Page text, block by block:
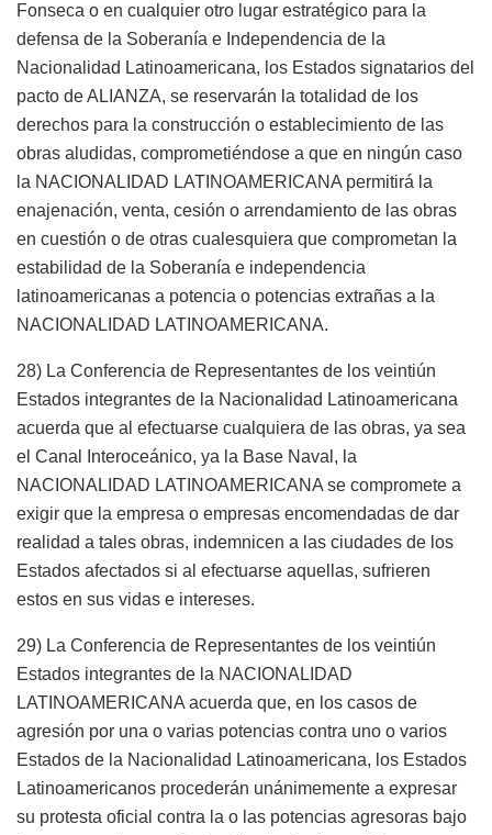
Fonseca o en cualquier otro lugar estratégico para la
defensa de la Soberanía e Independencia de la
Nacionalidad Latinoamericana, los Estados signatarios del
pacto de ALIANZA, se reservarán la totalidad de los
derechos para la construcción o establecimiento de las
obras aludidas, comprometiéndose a que en ningún caso
la NACIONALIDAD LATINOAMERICANA permitirá la
enajenación, venta, cesión o arrendamiento de las obras
en cuestión o de otras cualesquiera que comprometan la
estabilidad de la Soberanía e independencia
latinoamericanas a potencia o potencias extrañas a la
NACIONALIDAD LATINOAMERICANA.
28) La Conferencia de Representantes de los veintiún
Estados integrantes de la Nacionalidad Latinoamericana
acuerda que al efectuarse cualquiera de las obras, ya sea
el Canal Interoceánico, ya la Base Naval, la
NACIONALIDAD LATINOAMERICANA se compromete a
exigir que la empresa o empresas encomendadas de dar
realidad a tales obras, indemnicen a las ciudades de los
Estados afectados si al efectuarse aquellas, sufrieren
estos en sus vidas e intereses.
29) La Conferencia de Representantes de los veintiún
Estados integrantes de la NACIONALIDAD
LATINOAMERICANA acuerda que, en los casos de
agresión por una o varias potencias contra uno o varios
Estados de la Nacionalidad Latinoamericana, los Estados
Latinoamericanos procederán unánimemente a expresar
su protesta oficial contra la o las potencias agresoras bajo